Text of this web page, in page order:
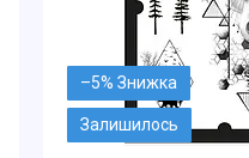
–5%
Залишилось